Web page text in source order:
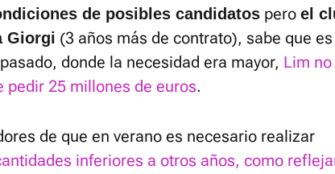
de posibles candidatos pero e l
Giorgi (3 años más de contrato), sabe que es
donde la necesidad era mayor, Lim no
pedir 25 millones de euros.
de que en verano es necesario realizar
inferiores a otros años, como